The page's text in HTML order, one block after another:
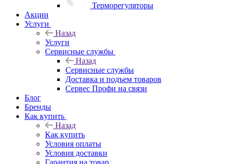
Терморегуляторы
Акции
Услуги
Назад
Услуги
Сервисные службы
Назад
Сервисные службы
Доставка и подъем товаров
Сервес Профи на связи
Блог
Бренды
Как купить
Назад
Как купить
Условия оплаты
Условия доставки
Гарантия на товар